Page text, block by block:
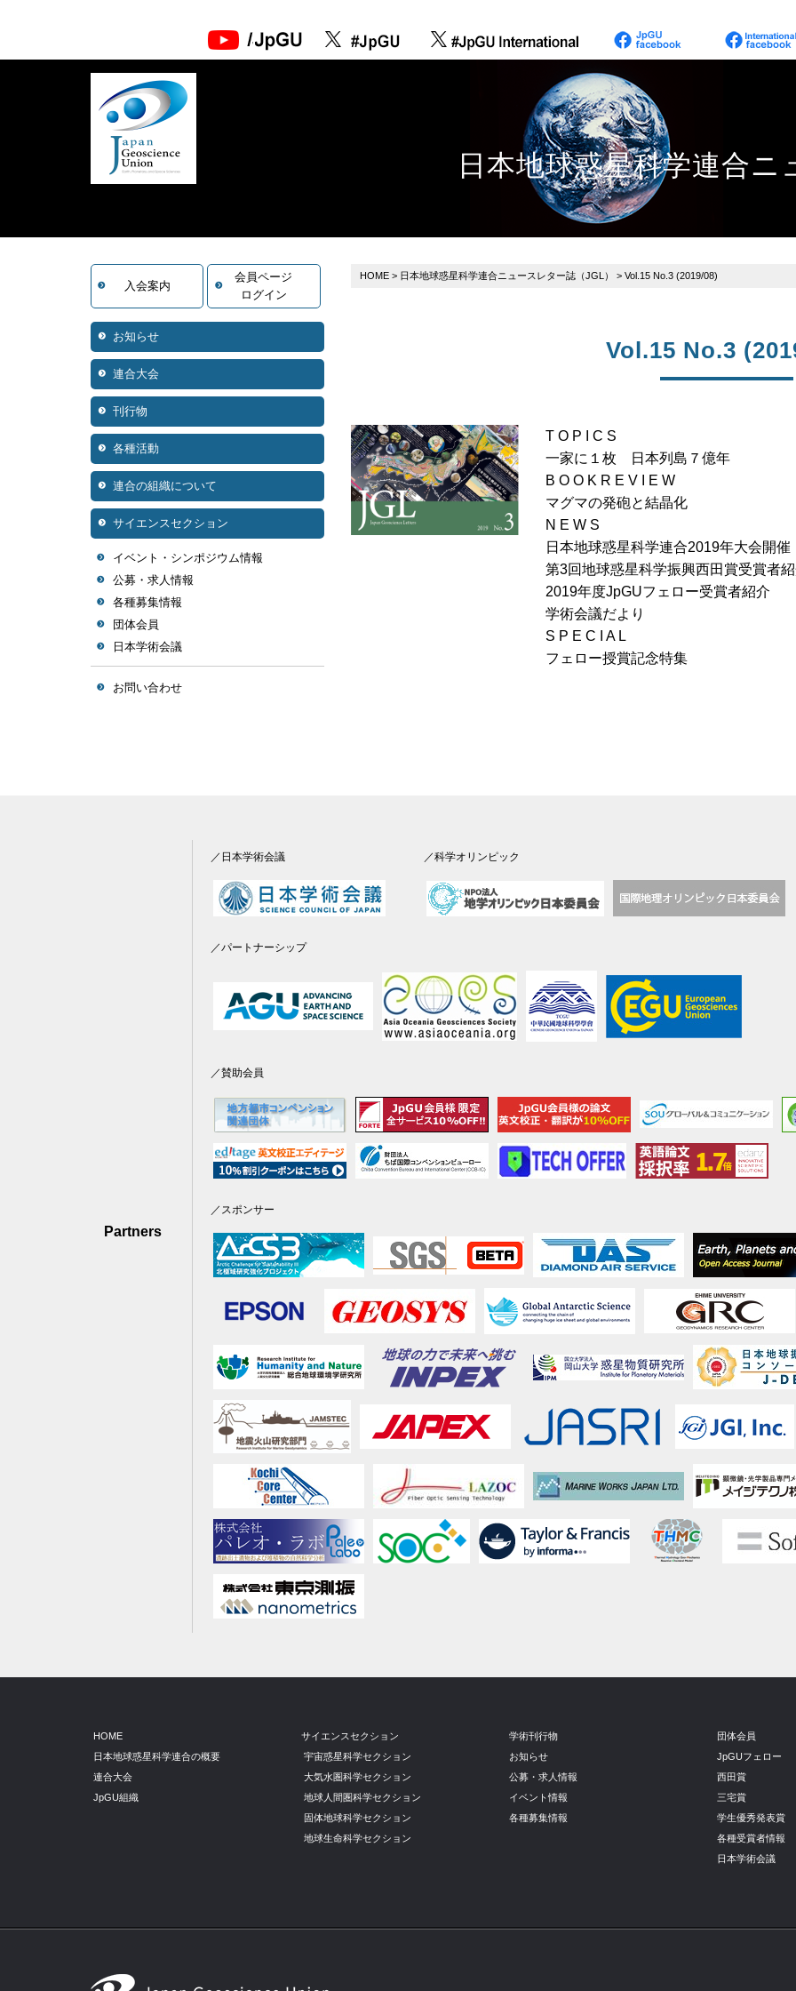
日本地球惑星科学連合
入会案内
会員ページ
ログイン
お知らせ
連合大会
刊行物
各種活動
連合の組織について
サイエンスセクション
イベント・シンポジウム情報
公募・求人情報
各種募集情報
団体会員
日本学術会議
お問い合わせ
HOME> 日本地球惑星科学連合ニュースレター誌（JGL） > Vol.15 No.3 (2019/08)
Vol.15 No.3
T O P I C S
一家に１枚 日本列島７億年
B O O K R E V I E W
マグマの発砲と結晶化
N E W S
日本地球惑星科学連合2019年大会開催
第3回地球惑星科学振興西田賞受賞者
2019年度JpGUフェロー受賞者紹介
学術会議だより
S P E C I A L
フェロー授賞記念特集
Partners
／日本学術会議 ／科学オリンピック
／パートナーシップ
／賛助会員
／スポンサー
HOME
日本地球惑星科学連合の概要
連合大会
JpGU組織
サイエンスセクション
宇宙惑星科学セクション
大気水圏科学セクション
地球人間圏科学セクション
固体地球科学セクション
地球生命科学セクション
学術刊行物
お知らせ
公募・求人情報
イベント情報
各種募集情報
団体会員
JpGUフェロー
西田賞
三宅賞
学生優秀発表賞
各種受賞者情報
日本学術会議